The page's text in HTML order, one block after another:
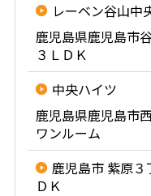
レーベン谷山中
鹿児島県鹿児島市
３ＬＤＫ
中央ハイツ
鹿児島県鹿児島市
ワンルーム
鹿児島市 紫原３
ＤＫ